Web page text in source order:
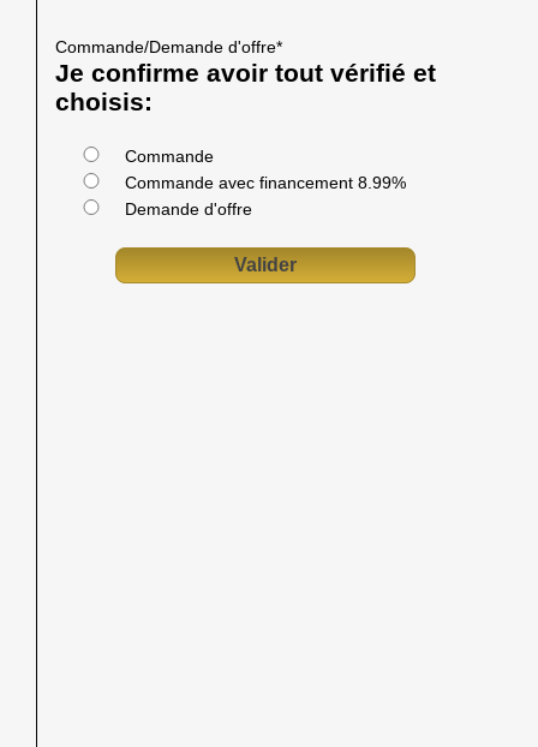
Commande/Demande d'offre*
Je confirme avoir tout vérifié et
choisis:
Commande
Commande avec financement 8.99%
Demande d'offre